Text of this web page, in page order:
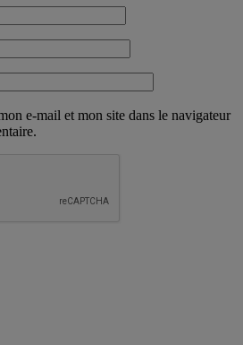
e-mail et mon site dans le navigateur